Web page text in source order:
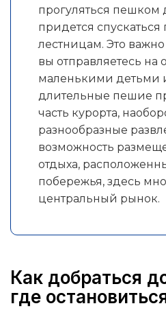
прогуляться пешком
придется спускаться
лестницам. Это важно
вы отправляетесь на
маленькими детьми
длительные пешие
часть курорта,
разнообразные
возможность
отдыха,
побережья, здесь
центральный рынок.
Как добраться
где